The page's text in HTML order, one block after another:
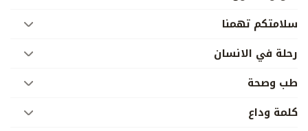
سلامتكم تهمنا
رحلة في الانسان
طب وصحة
كلمة وداع